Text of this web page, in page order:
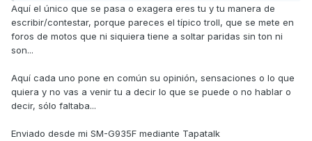
Aquí el único que se pasa o exagera eres tu y tu manera de
escribir/contestar, porque pareces el típico troll, que se mete en
foros de motos que ni siquiera tiene a soltar paridas sin ton ni
son...
Aquí cada uno pone en común su opinión, sensaciones o lo que
quiera y no vas a venir tu a decir lo que se puede o no hablar o
decir, sólo faltaba...
Enviado desde mi SM-G935F mediante Tapatalk